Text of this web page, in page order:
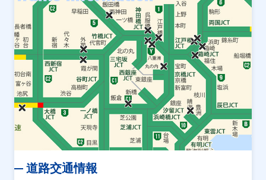
川崎浮島ＪＣＴ付近
内容
１車線規制
原因
故障車
規制
川崎浮島ＪＣＴ付近
道路交通情報